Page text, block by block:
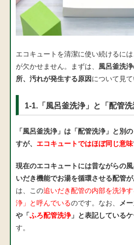
エコキュートを清潔に使い続けるには
が欠かせません。まずは、 風呂釜洗
所、汚れが発生する原因について見て
1-1.「風呂釜洗浄」と「配管
「風呂釜洗浄」は「配管洗浄」と別
すが、 エコキュートではほぼ同じ意味
現在のエコキュートには昔ながらの
いだき機能でお湯を循環させる配管
は、この追いだき配管の内部を洗浄
浄」と呼んでいるのです。なお、 メ
や「ふろ配管洗浄」と表記している
す。